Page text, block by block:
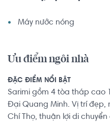
Máy nước nóng
Ưu điểm ngôi nhà
ĐẶC ĐIỂM NỔI BẬT
Sarimi gồm 4 tòa tháp cao
Đại Quang Minh. Vị trí đẹp,
Chí Thọ, thuận lợi di